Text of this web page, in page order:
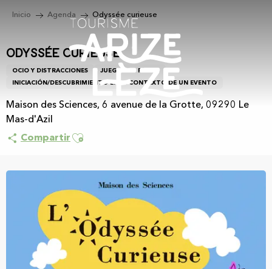
principal
Inicio Agenda Odyssée curieuse
Odyssée curieuse
OCIO Y DISTRACCIONES
JUEGOS DE PISTAS
INICIACIÓN/DESCUBRIMIENTO EN EL CONTEXTO DE UN EVENTO
Maison des Sciences, 6 avenue de la Grotte, 09290 Le
Mas-d'Azil
Compartir Ajouter aux favoris